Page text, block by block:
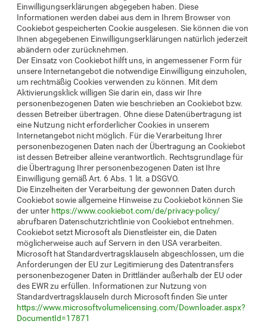
Einwilligungserklärungen abgegeben haben. Diese
Informationen werden dabei aus dem in Ihrem Browser von
Cookiebot gespeicherten Cookie ausgelesen. Sie können die von
Ihnen abgegebenen Einwilligungserklärungen natürlich jederzeit
abändern oder zurücknehmen.
Der Einsatz von Cookiebot hilft uns, in angemessener Form für
unsere Internetangebot die notwendige Einwilligung einzuholen,
um rechtmäßig Cookies verwenden zu können. Mit dem
Aktivierungsklick willigen Sie darin ein, dass wir Ihre
personenbezogenen Daten wie beschrieben an Cookiebot bzw.
dessen Betreiber übertragen. Ohne diese Datenübertragung ist
eine Nutzung nicht erforderlicher Cookies in unserem
Internetangebot nicht möglich. Für die Verarbeitung Ihrer
personenbezogenen Daten nach der Übertragung an Cookiebot
ist dessen Betreiber alleine verantwortlich. Rechtsgrundlage für
die Übertragung Ihrer personenbezogenen Daten ist Ihre
Einwilligung gemäß Art. 6 Abs. 1 lit. a DSGVO.
Die Einzelheiten der Verarbeitung der gewonnen Daten durch
Cookiebot sowie allgemeine Hinweise zu Cookiebot können Sie
der unter https://www.cookiebot.com/de/privacy-policy/
abrufbaren Datenschutzrichtlinie von Cookiebot entnehmen.
Cookiebot setzt Microsoft als Dienstleister ein, die Daten
möglicherweise auch auf Servern in den USA verarbeiten.
Microsoft hat Standardvertragsklauseln abgeschlossen, um die
Anforderungen der EU zur Legitimierung des Datentransfers
personenbezogener Daten in Drittländer außerhalb der EU oder
des EWR zu erfüllen. Informationen zur Nutzung von
Standardvertragsklauseln durch Microsoft finden Sie unter
https://www.microsoftvolumelicensing.com/Downloader.aspx?
DocumentId=17871